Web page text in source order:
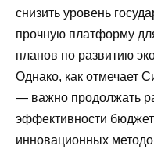
снизить уровень
прочную платформу
планов по развитию
Однако, как отмечает
— важно продолжать
эффективности
инновационных